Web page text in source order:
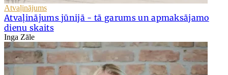
Atvaļinājums
Atvaļinājums jūnijā - tā garums un apmaksājamo
dienu skaits
Inga Zāle